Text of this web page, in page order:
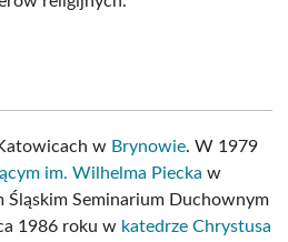
w Brynowie. W 1979
im. Wilhelma Piecka w
Śląskim Seminarium Duchownym
1986 roku w katedrze Chrystusa